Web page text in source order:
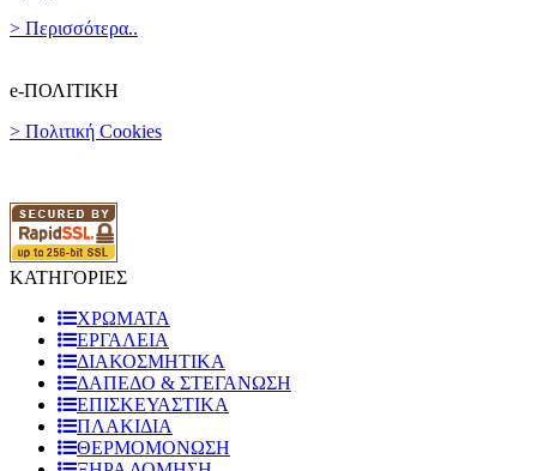
> Περισσότερα..
e-ΠΟΛΙΤΙΚΗ
> Πολιτική Cookies
ΚΑΤΗΓΟΡΙΕΣ
ΧΡΩΜΑΤΑ
ΕΡΓΑΛΕΙΑ
ΔΙΑΚΟΣΜΗΤΙΚΑ
ΔΑΠΕΔΟ & ΣΤΕΓΑΝΩΣΗ
ΕΠΙΣΚΕΥΑΣΤΙΚΑ
ΠΛΑΚΙΔΙA
ΘΕΡΜΟΜΟΝΩΣΗ